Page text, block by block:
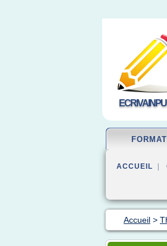
ACCUEIL |
Accueil >